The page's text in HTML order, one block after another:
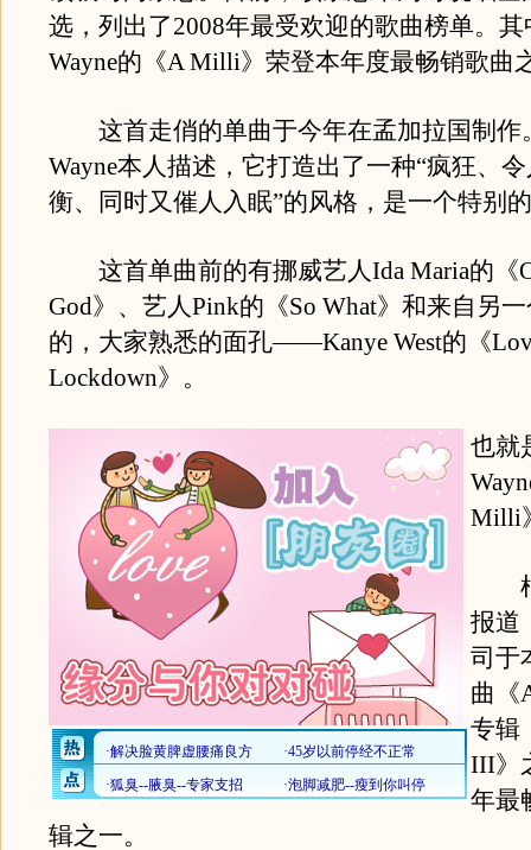
选，列出了2008年最受欢迎的歌曲榜单。
Wayne的《A Milli》荣登本年度最畅销歌曲
这首走俏的单曲于今年在孟加拉国制作
Wayne本人描述，它打造出了一种“疯狂、
衡、同时又催人入眠”的风格，是一个特别
这首单曲前的有挪威艺人Ida Maria的《
God》、艺人Pink的《So What》和来自另
的，大家熟悉的面孔——Kanye West的《
Lockdown》。
也就
Milli
根
报道
司于
曲《
专辑
III》
年最
辑之一。